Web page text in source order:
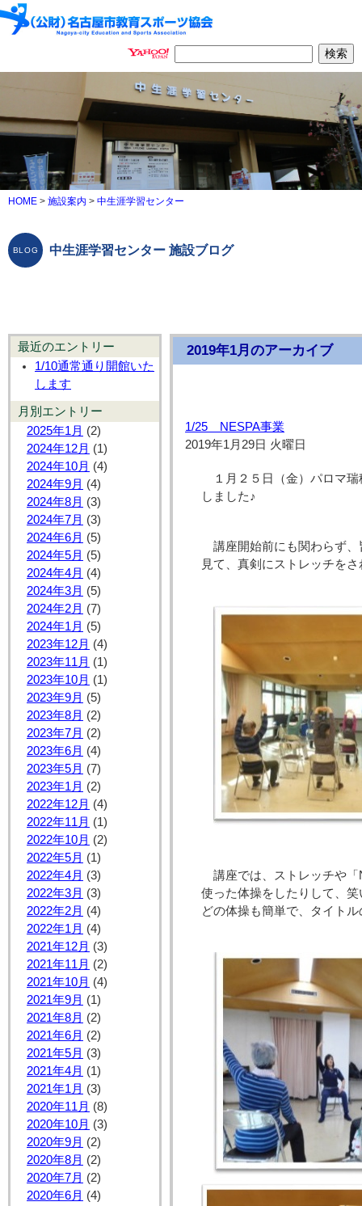
HOME > 施設案内 > 中生涯学習センター
中生涯学習センター 施設ブログ
最近のエントリー
1/10通常通り開館いた
します
月別エントリー
2025年1月 (2)
2024年12月 (1)
2024年10月 (4)
2024年9月 (4)
2024年8月 (3)
2024年7月 (3)
2024年6月 (5)
2024年5月 (5)
2024年4月 (4)
2024年3月 (5)
2024年2月 (7)
2024年1月 (5)
2023年12月 (4)
2023年11月 (1)
2023年10月 (1)
2023年9月 (5)
2023年8月 (2)
2023年7月 (2)
2023年6月 (4)
2023年5月 (7)
2023年1月 (2)
2022年12月 (4)
2022年11月 (1)
2022年10月 (2)
2022年5月 (1)
2022年4月 (3)
2022年3月 (3)
2022年2月 (4)
2022年1月 (4)
2021年12月 (3)
2021年11月 (2)
2021年10月 (4)
2021年9月 (1)
2021年8月 (2)
2021年6月 (2)
2021年5月 (3)
2021年4月 (1)
2021年1月 (3)
2020年11月 (8)
2020年10月 (3)
2020年9月 (2)
2020年8月 (2)
2020年7月 (2)
2020年6月 (4)
2019年1月のアーカイブ
1/25 NESPA事業
2019年1月29日 火曜日
１月２５日（金）パロマ
しました♪
講座開始前にも関わらず
見て、真剣にストレッチを
講座では、ストレッチや
使った体操をしたりして、
どの体操も簡単で、タイト